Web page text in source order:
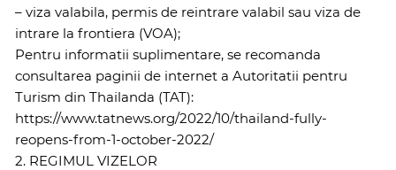
– viza valabila, permis de reintrare valabil sau viza de
intrare la frontiera (VOA);
Pentru informatii suplimentare, se recomanda
consultarea paginii de internet a Autoritatii pentru
Turism din Thailanda (TAT):
https://www.tatnews.org/2022/10/thailand-fully-
reopens-from-1-october-2022/
2. REGIMUL VIZELOR